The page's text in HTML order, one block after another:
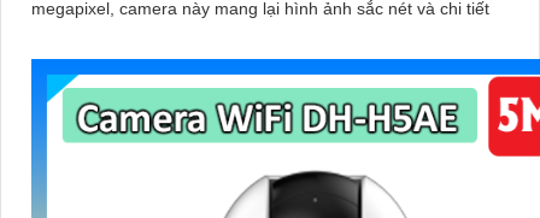
megapixel, camera này mang lại hình ảnh sắc nét và chi tiết